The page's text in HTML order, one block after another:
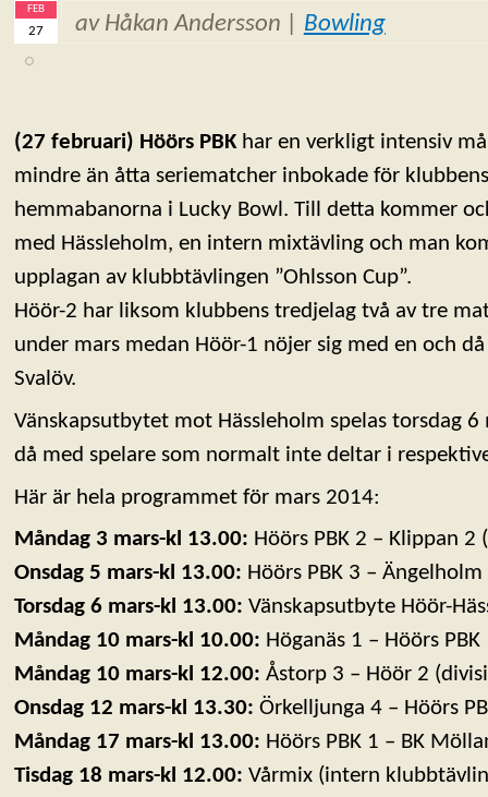
FEB
27 av Håkan Andersson | Bowling
(27 februari) Höörs PBKhar en verkligt intensiv
mindre än åtta seriematcher inbokade för
hemmabanorna i Lucky Bowl. Till detta kommer
med Hässleholm, en intern mixtävling och man
upplagan av klubbtävlingen ”Ohlsson Cup”.
Höör-2 har liksom klubbens tredjelag två av tre
under mars medan Höör-1 nöjer sig med en och
Svalöv.
Vänskapsutbytet mot Hässleholm spelas torsdag
då med spelare som normalt inte deltar i
Här är hela programmet för mars 2014:
Måndag 3 mars-kl 13.00: Höörs PBK 2 – Klippan 2
Onsdag 5 mars-kl 13.00: Höörs PBK 3 –
Torsdag 6 mars-kl 13.00: Vänskapsutbyte Höör-
Måndag 10 mars-kl 10.00: Höganäs 1 – Höörs
Måndag 10 mars-kl 12.00: Åstorp 3 – Höör 2
Onsdag 12 mars-kl 13.30: Örkelljunga 4 – Höörs
Måndag 17 mars-kl 13.00: Höörs PBK 1 – BK
Tisdag 18 mars-kl 12.00: Vårmix (intern